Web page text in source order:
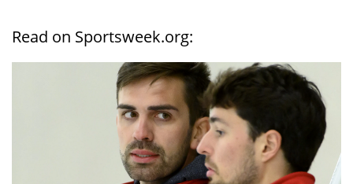
Read on Sportsweek.org: